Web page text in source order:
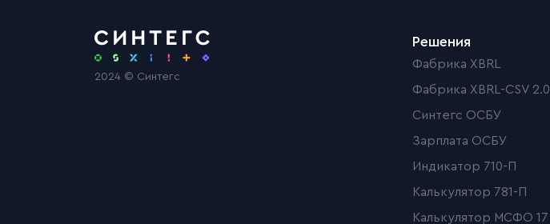
2024 © Синтегс
Решения
Фабрика XBRL
Фабрика XBRL-CSV 2.0
Синтегс ОСБУ
Зарплата ОСБУ
Индикатор 710-П
Калькулятор 781-П
Калькулятор МСФО 17